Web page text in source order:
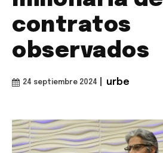
contratos
observados
24 septiembre 2024 urbe